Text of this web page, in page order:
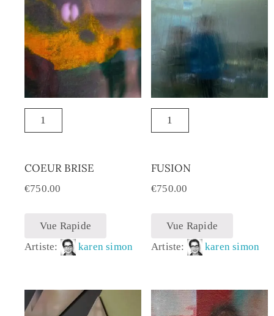
COEUR BRISE
€750.00
Vue Rapide
Artiste:
karen simon
FUSION
€750.00
Vue Rapide
Artiste:
karen simon